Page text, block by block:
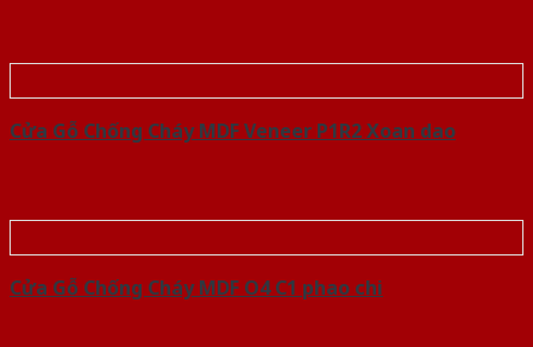
Cửa Gỗ Chống Cháy MDF Veneer P1R2 Xoan dao
Cửa Gỗ Chống Cháy MDF O4 C1 phao chi